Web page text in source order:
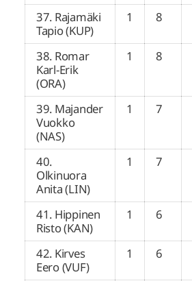
37. Rajamäki
Tapio (KUP)
1 8
38. Romar
Karl-Erik
(ORA)
1 8
39. Majander
Vuokko
(NAS)
1 7
40.
Olkinuora
Anita (LIN)
1 7
41. Hippinen
Risto (KAN)
1 6
42. Kirves
Eero (VUF)
1 6